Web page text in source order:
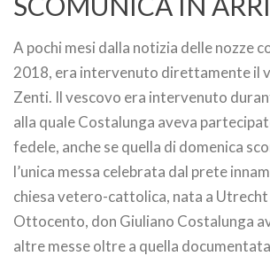
A pochi mesi dalla notizia delle nozze
2018, era intervenuto direttamente il
Zenti. Il vescovo era intervenuto
alla quale Costalunga aveva
fedele, anche se quella di domenica
l’unica messa celebrata dal prete
chiesa vetero-cattolica, nata a Utrecht
Ottocento, don Giuliano Costalunga
altre messe oltre a quella